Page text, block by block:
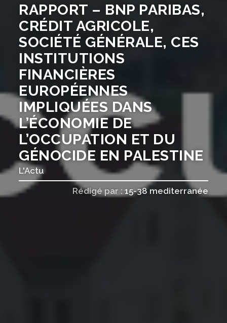
RAPPORT – BNP PARIBAS,
CRÉDIT AGRICOLE,
SOCIÉTÉ GÉNÉRALE, CES
INSTITUTIONS
FINANCIÈRES
EUROPÉENNES
IMPLIQUÉES DANS
L’ÉCONOMIE DE
L’OCCUPATION ET DU
GÉNOCIDE EN PALESTINE
L'Actu
Rédigé par : 15-38 mediterranée